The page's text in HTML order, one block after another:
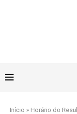
Início » Horário do